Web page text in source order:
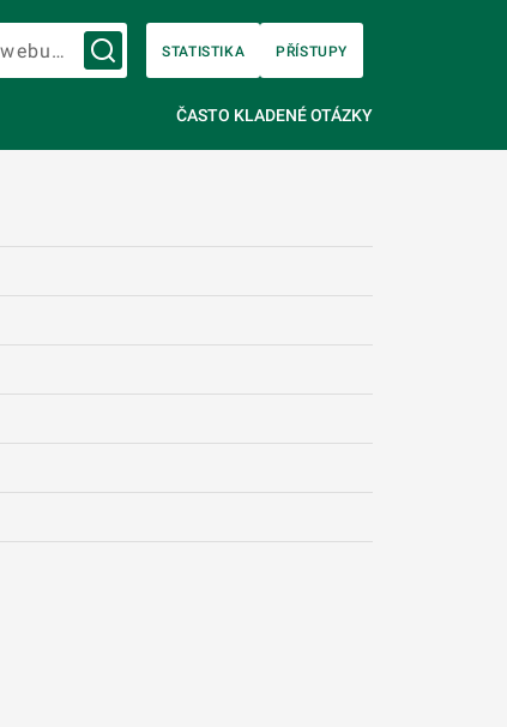
Vyhledávání na webu…
STATISTIKA PŘÍSTUPY
ČASTO KLADENÉ OTÁZKY